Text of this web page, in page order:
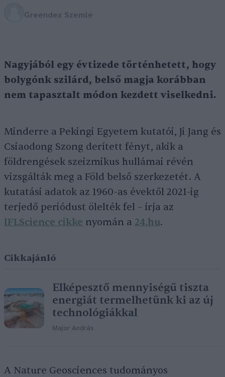
Greendex Szemle
Nagyjából egy évtizede történhetett, hogy
bolygónk szilárd, belső magja korábban
nem tapasztalt módon kezdett viselkedni.
Minderre a Pekingi Egyetem kutatói, Ji Jang és
Csiaodong Szong derített fényt, akik a
földrengések szeizmikus hullámai révén
vizsgálták meg a Föld belső szerkezetét. A
kutatási adatok az 1960-as évektől 2021-ig
terjedő periódust ölelték fel – írja az
IFLScience cikke nyomán a 24.hu.
Cikkajánló
Elképesztő mennyiségű tiszta
energiát termelhetünk ki az új
technológiákkal
Major András
A Nature Geosciences tudományos